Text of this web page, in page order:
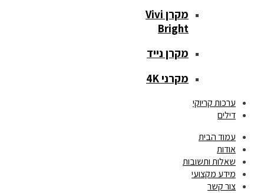
מקרן Vivi
Bright
מקרן נייד
מקרני 4K
ערכות קריוקי
דילים
עמוד הבית
אודות
שאלות ותשובות
מידע מקצועי
צור קשר